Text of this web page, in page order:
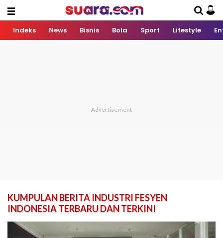
Indeks News Bisnis Bola Sport Lifestyle
KUMPULAN BERITA INDUSTRI FESYEN
INDONESIA TERBARU DAN TERKINI